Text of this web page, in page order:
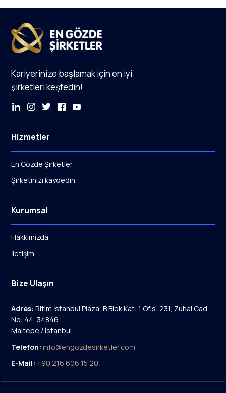
Kariyerinize başlamak için en iyi
şirketleri keşfedin!
Hizmetler
En Gözde Şirketler
Şirketinizi kaydedin
Kurumsal
Hakkımızda
İletişim
Bize Ulaşın
Adres: Ritim İstanbul Plaza, B Blok Kat: 1 Ofis: 231, Zuhal Cad
No: 44, 34846
Maltepe / İstanbul
Telefon: info@engozdesirketler.com
E-Mail: +90 216 606 15 20